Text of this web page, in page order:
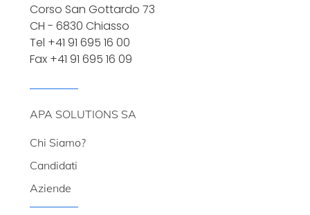
Corso San Gottardo 73
CH - 6830 Chiasso
Tel +41 91 695 16 00
Fax +41 91 695 16 09
APA SOLUTIONS SA
Chi Siamo?
Candidati
Aziende